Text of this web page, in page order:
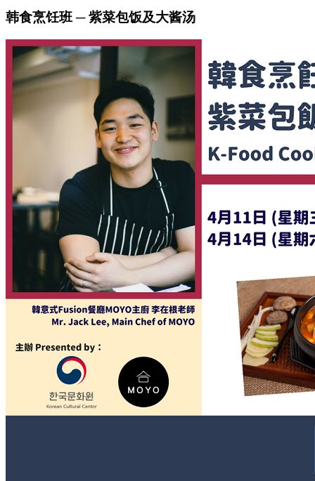
韩食烹饪班 ─ 紫菜包饭及大酱汤